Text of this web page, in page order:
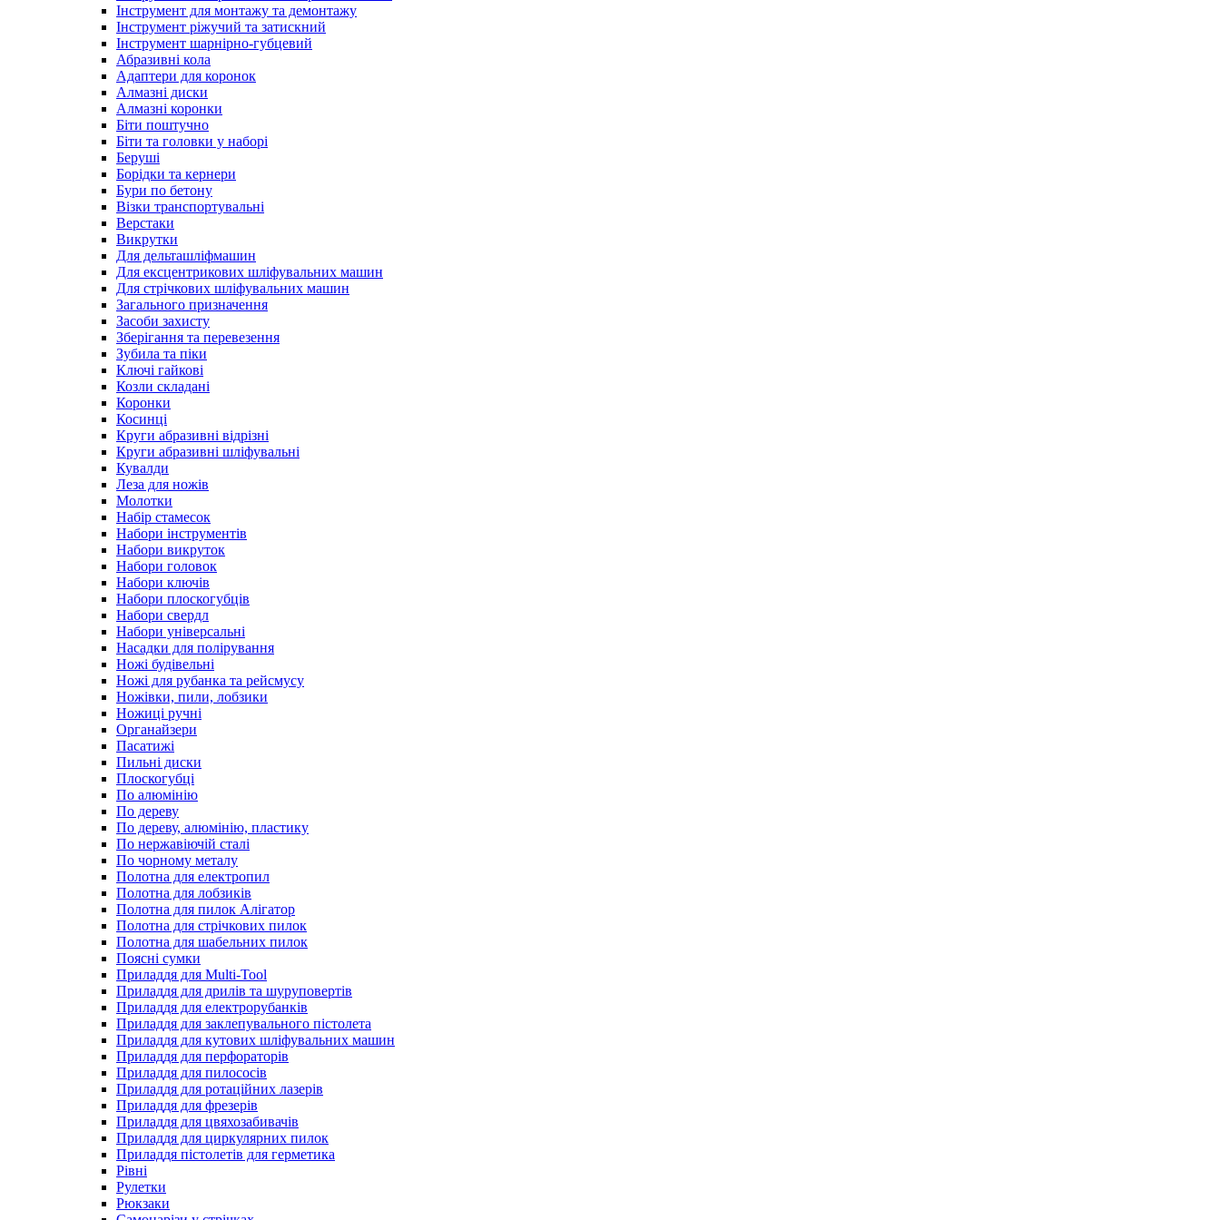
Інструмент для монтажу та демонтажу
Інструмент ріжучий та затискний
Інструмент шарнірно-губцевий
Абразивні кола
Адаптери для коронок
Алмазні диски
Алмазні коронки
Біти поштучно
Біти та головки у наборі
Беруші
Борідки та кернери
Бури по бетону
Візки транспортувальні
Верстаки
Викрутки
Для дельташліфмашин
Для ексцентрикових шліфувальних машин
Для стрічкових шліфувальних машин
Загального призначення
Засоби захисту
Зберігання та перевезення
Зубила та піки
Ключі гайкові
Козли складані
Коронки
Косинці
Круги абразивні відрізні
Круги абразивні шліфувальні
Кувалди
Леза для ножів
Молотки
Набір стамесок
Набори інструментів
Набори викруток
Набори головок
Набори ключів
Набори плоскогубців
Набори свердл
Набори універсальні
Насадки для полірування
Ножі будівельні
Ножі для рубанка та рейсмусу
Ножівки, пили, лобзики
Ножиці ручні
Органайзери
Пасатижі
Пильні диски
Плоскогубці
По алюмінію
По дереву
По дереву, алюмінію, пластику
По нержавіючій сталі
По чорному металу
Полотна для електропил
Полотна для лобзиків
Полотна для пилок Алігатор
Полотна для стрічкових пилок
Полотна для шабельних пилок
Поясні сумки
Приладдя для Multi-Tool
Приладдя для дрилів та шуруповертів
Приладдя для електрорубанків
Приладдя для заклепувального пістолета
Приладдя для кутових шліфувальних машин
Приладдя для перфораторів
Приладдя для пилососів
Приладдя для ротаційних лазерів
Приладдя для фрезерів
Приладдя для цвяхозабивачів
Приладдя для циркулярних пилок
Приладдя пістолетів для герметика
Рівні
Рулетки
Рюкзаки